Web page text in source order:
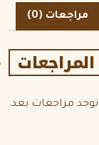
مراجعات (0)
المراجعات
توجد مراجعات بعد.